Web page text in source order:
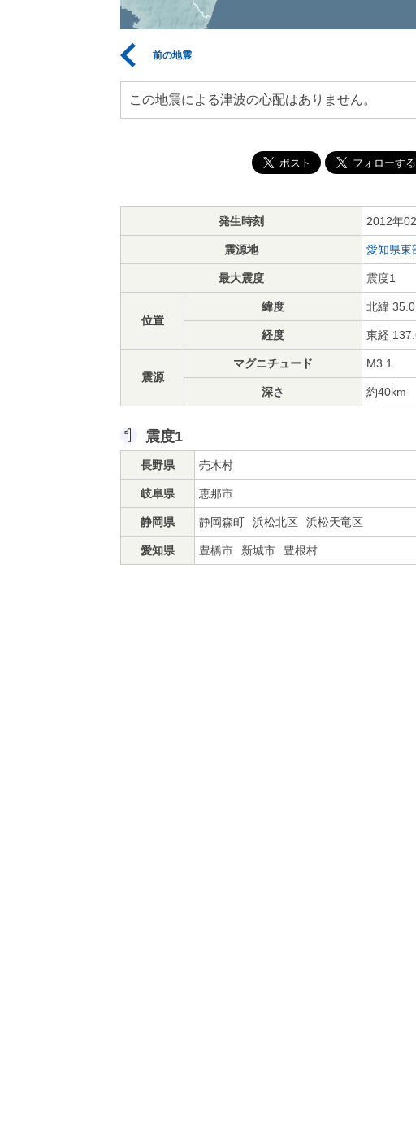
前の地震
この地震による津波の心配はありません。
発生時刻 2012年
震源地 愛知県東
最大震度 震度1
位置
緯度 北緯
経度 東経
震源
マグニチュード M3.1
深さ 約40km
震度1
長野県 売木村
岐阜県 恵那市
静岡県 静岡森町 浜松北区 浜松天竜区
愛知県 豊橋市 新城市 豊根村